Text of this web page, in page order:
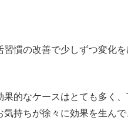
慣の改善で少しずつ変化
的なケースはとても多く
持ちが徐々に効果を生ん